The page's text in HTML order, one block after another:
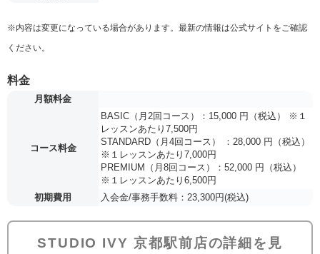
※内容は変更になっている場合があります。最新の情報は公式サイトをご確認
ください。
料金
月額料金
コース料金
BASIC（月2回コース）：15,000 円（税込） ※１
レッスンあたり7,500円
STANDARD（月4回コース） ：28,000 円（税込）
※１レッスンあたり7,000円
PREMIUM（月8回コース）：52,000 円（税込）
※１レッスンあたり6,500円
初期費用
入会金/事務手数料：23,300円(税込)
STUDIO IVY 京都駅前店の詳細を見